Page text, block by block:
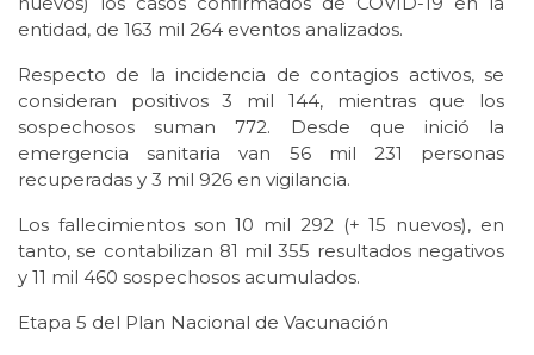
entidad, de 163 mil 264 eventos analizados.
Respecto de la incidencia de contagios activos, se
consideran positivos 3 mil 144, mientras que los
sospechosos suman 772. Desde que inició la
emergencia sanitaria van 56 mil 231 personas
recuperadas y 3 mil 926 en vigilancia.
Los fallecimientos son 10 mil 292 (+ 15 nuevos), en
tanto, se contabilizan 81 mil 355 resultados negativos
y 11 mil 460 sospechosos acumulados.
Etapa 5 del Plan Nacional de Vacunación